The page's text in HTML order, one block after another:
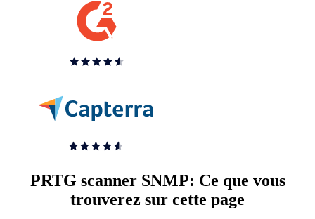
PRTG scanner SNMP: Ce que vous
trouverez sur cette page